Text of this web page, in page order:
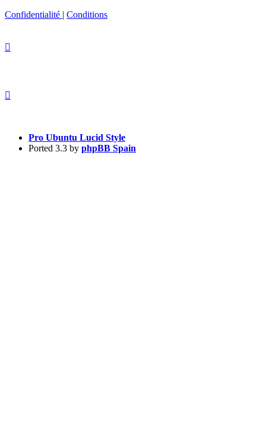
Confidentialité | Conditions
Pro Ubuntu Lucid Style
Ported 3.3 by phpBB Spain